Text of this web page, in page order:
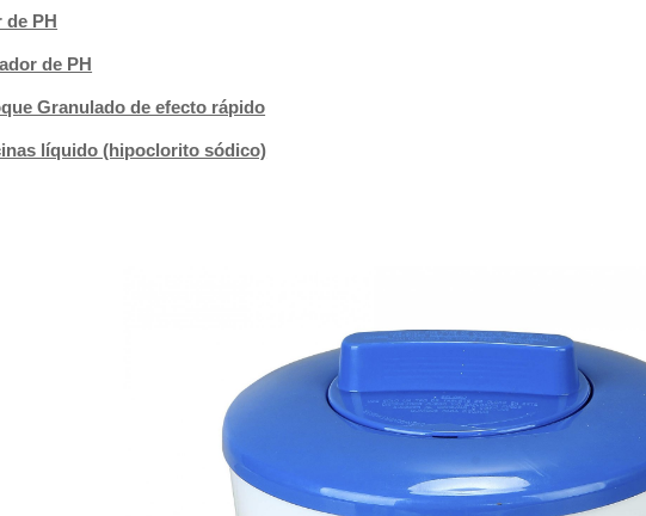
de PH
de PH
Granulado de efecto rápido
líquido (hipoclorito sódico)